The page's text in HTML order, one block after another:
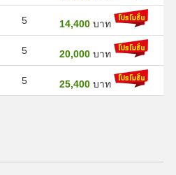
5 14,400 บาท
5 20,000 บาท
5 25,400 บาท